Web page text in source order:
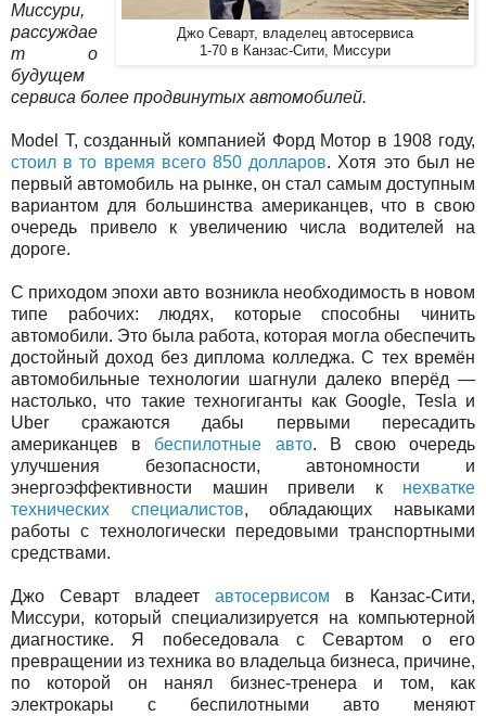
Джо Севарт, владелец автосервиса
1-70 в Канзас-Сити, Миссури
Миссури,
рассуждае
т о
будущем
сервиса более продвинутых автомобилей.
Model T, созданный компанией Форд Мотор в 1908 году,
стоил в то время всего 850 долларов. Хотя это был не
первый автомобиль на рынке, он стал самым доступным
вариантом для большинства американцев, что в свою
очередь привело к увеличению числа водителей на
дороге.
С приходом эпохи авто возникла необходимость в новом
типе рабочих: людях, которые способны чинить
автомобили. Это была работа, которая могла обеспечить
достойный доход без диплома колледжа. С тех времён
автомобильные технологии шагнули далеко вперёд —
настолько, что такие техногиганты как Google, Tesla и
Uber сражаются дабы первыми пересадить
американцев в беспилотные авто. В свою очередь
улучшения безопасности, автономности и
энергоэффективности машин привели к нехватке
технических специалистов, обладающих навыками
работы с технологически передовыми транспортными
средствами.
Джо Севарт владеет автосервисом в Канзас-Сити,
Миссури, который специализируется на компьютерной
диагностике. Я побеседовала с Севартом о его
превращении из техника во владельца бизнеса, причине,
по которой он нанял бизнес-тренера и том, как
электрокары с беспилотными авто меняют